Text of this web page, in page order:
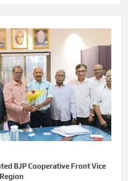
BJP Cooperative Front Vice